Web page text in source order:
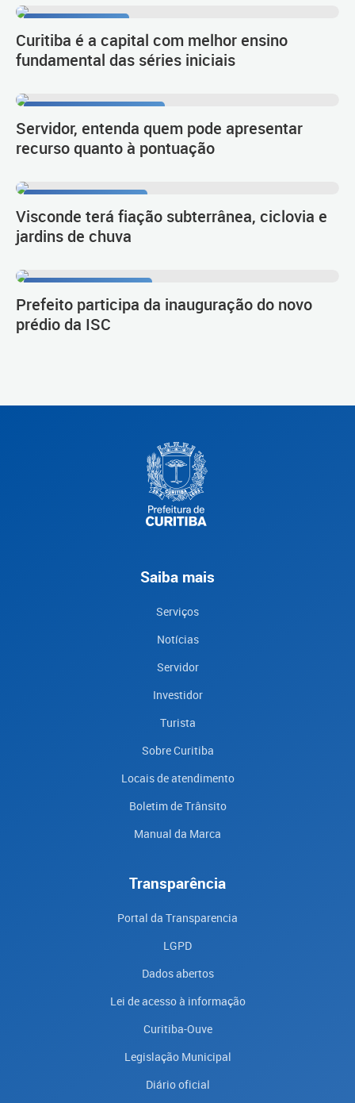
Curitiba é a capital com melhor ensino
fundamental das séries iniciais
Servidor, entenda quem pode apresentar
recurso quanto à pontuação
Visconde terá fiação subterrânea, ciclovia e
jardins de chuva
Prefeito participa da inauguração do novo
prédio da ISC
Saiba mais
Serviços
Notícias
Servidor
Investidor
Turista
Sobre Curitiba
Locais de atendimento
Boletim de Trânsito
Manual da Marca
Transparência
Portal da Transparencia
LGPD
Dados abertos
Lei de acesso à informação
Curitiba-Ouve
Legislação Municipal
Diário oficial